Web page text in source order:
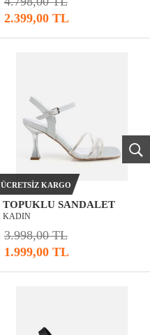
2.399,00 TL
TOPUKLU SANDALET
KADIN
3.998,00 TL
1.999,00 TL
ÜCRETSIZ KARGO